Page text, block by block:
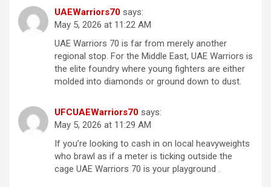
UAEWarriors70 says:
May 5, 2026 at 11:22 AM
UAE Warriors 70 is far from merely another
regional stop. For the Middle East, UAE Warriors is
the elite foundry where young fighters are either
molded into diamonds or ground down to dust.
UFCUAEWarriors70 says:
May 5, 2026 at 11:29 AM
If you’re looking to cash in on local heavyweights
who brawl as if a meter is ticking outside the
cage UAE Warriors 70 is your playground .